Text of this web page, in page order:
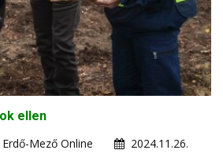
ellen
Mező Online
2024.11.26.